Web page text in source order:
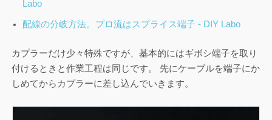
Labo
配線の分岐方法。プロ流はスプライス端子 - DIY Labo
カプラーだけ少々特殊ですが、基本的にはギボシ端子を取り
付けるときと作業工程は同じです。 先にケーブルを端子にか
しめてからカプラーに差し込んでいきます。